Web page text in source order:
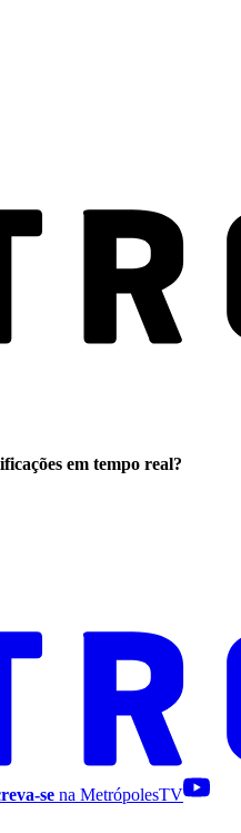
em tempo real?
se na MetrópolesTV